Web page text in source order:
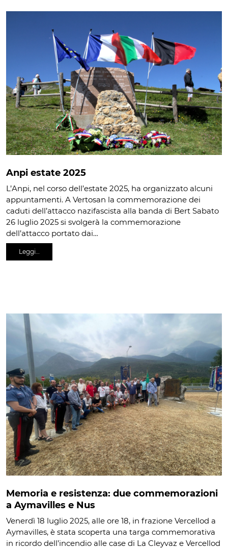
Anpi estate 2025
L’Anpi, nel corso dell’estate 2025, ha organizzato alcuni
appuntamenti. A Vertosan la commemorazione dei
caduti dell’attacco nazifascista alla banda di Bert Sabato
26 luglio 2025 si svolgerà la commemorazione
dell’attacco portato dai…
Leggi…
Memoria e resistenza: due commemorazioni
a Aymavilles e Nus
Venerdì 18 luglio 2025, alle ore 18, in frazione Vercellod a
Aymavilles, è stata scoperta una targa commemorativa
in ricordo dell’incendio alle case di La Cleyvaz e Vercellod